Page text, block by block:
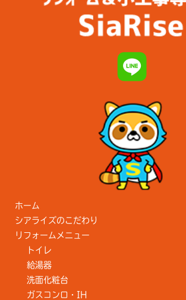
ホーム
シアライズのこだわり
リフォームメニュー
トイレ
給湯器
洗面化粧台
ガスコンロ・IH